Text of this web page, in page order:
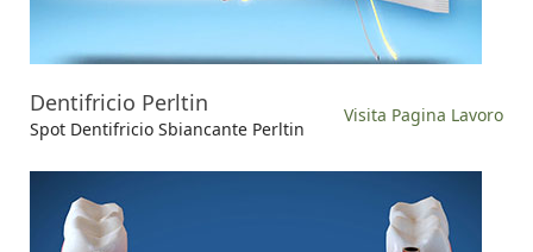
Dentifricio Perltin
Spot Dentifricio Sbiancante Perltin
Visita Pagina Lavoro